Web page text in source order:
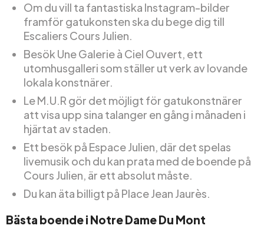
Om du vill ta fantastiska Instagram-bilder
framför gatukonsten ska du bege dig till
Escaliers Cours Julien.
Besök Une Galerie à Ciel Ouvert, ett
utomhusgalleri som ställer ut verk av lovande
lokala konstnärer.
Le M.U.R gör det möjligt för gatukonstnärer
att visa upp sina talanger en gång i månaden i
hjärtat av staden.
Ett besök på Espace Julien, där det spelas
livemusik och du kan prata med de boende på
Cours Julien, är ett absolut måste.
Du kan äta billigt på Place Jean Jaurès.
Bästa boende i Notre Dame Du Mont